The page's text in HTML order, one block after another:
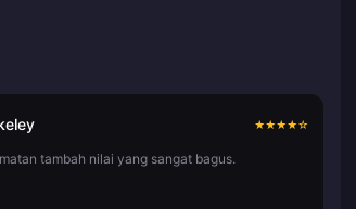
★★★★☆
tambah nilai yang sangat bagus.